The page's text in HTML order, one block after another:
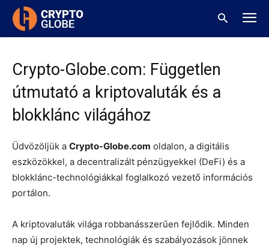
Home Rólunk
Rólunk
Crypto-Globe.com: Független
útmutató a kriptovaluták és a
blokklánc világához
Üdvözöljük a Crypto-Globe.com oldalon, a digitális
eszközökkel, a decentralizált pénzügyekkel (DeFi) és a
blokklánc-technológiákkal foglalkozó vezető információs
portálon.
A kriptovaluták világa robbanásszerűen fejlődik. Minden
nap új projektek, technológiák és szabályozások jönnek